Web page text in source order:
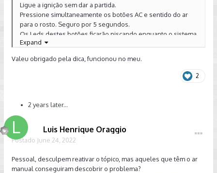
Enviado de meu SM-G9600 usando o Tapatalk
Ligue a ignição sem dar a partida.
Pressione simultaneamente os botões AC e sentido do ar
para o rosto. Seguro por 5 segundos.
Os Leds destes botões ficarão piscando enquanto o sistema
se auto-calibra.
Expand
Valeu obrigado pela dica, funcionou no meu.
2
2 years later...
Luis Henrique Oraggio
Postado June 24, 2022
Pessoal, desculpem reativar o tópico, mas aqueles que têm o ar
manual conseguiram descobrir o problema?